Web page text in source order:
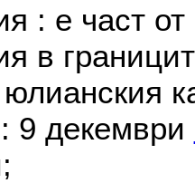
: е част
в
9 декември